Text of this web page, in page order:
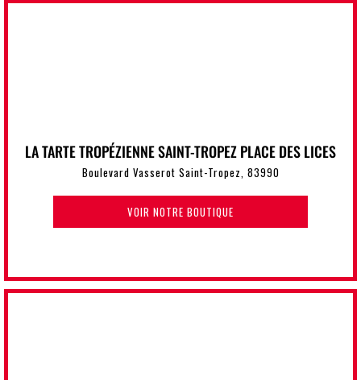
LA TARTE TROPÉZIENNE SAINT-TROPEZ PLACE DES LICES
Boulevard Vasserot Saint-Tropez, 83990
VOIR NOTRE BOUTIQUE